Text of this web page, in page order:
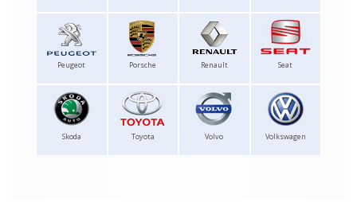
Peugeot Porsche Renault Seat
Skoda Toyota Volvo Volkswagen